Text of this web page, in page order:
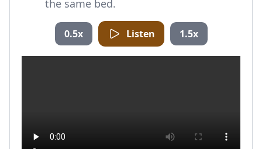
the same bed.
0.5x Listen 1.5x